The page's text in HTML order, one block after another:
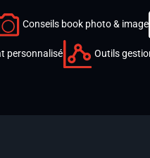
Conseils book photo & image
personnalisé Outils